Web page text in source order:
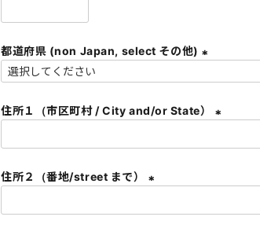
須
)
都道府県 (non Japan, select その他)
須
住所１（市区町村 / City and/or State）
必
)
住所２（番地/street まで）
必